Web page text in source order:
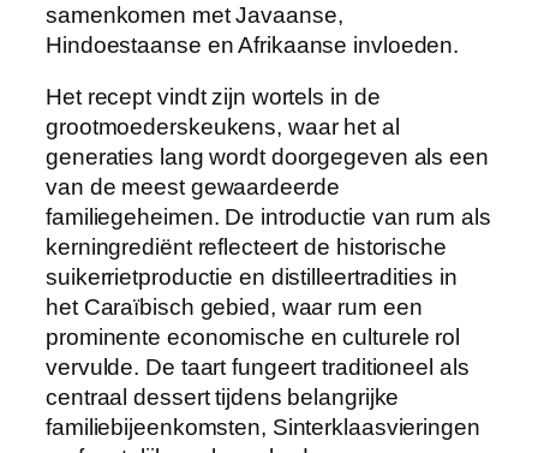
samenkomen met Javaanse,
Hindoestaanse en Afrikaanse invloeden.
Het recept vindt zijn wortels in de
grootmoederskeukens, waar het al
generaties lang wordt doorgegeven als een
van de meest gewaardeerde
familiegeheimen. De introductie van rum als
kerningrediënt reflecteert de historische
suikerrietproductie en distilleertradities in
het Caraïbisch gebied, waar rum een
prominente economische en culturele rol
vervulde. De taart fungeert traditioneel als
centraal dessert tijdens belangrijke
familiebijeenkomsten, Sinterklaasvieringen